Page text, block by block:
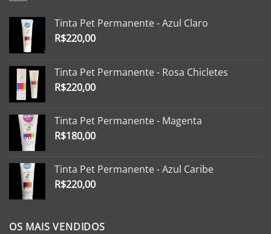
Tinta Pet Permanente - Azul Claro
R$220,00
Tinta Pet Permanente - Rosa Chicletes
R$220,00
Tinta Pet Permanente - Magenta
R$180,00
Tinta Pet Permanente - Azul Caribe
R$220,00
OS MAIS VENDIDOS